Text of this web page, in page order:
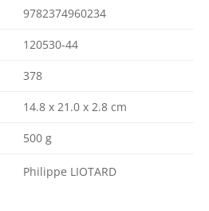
9782374960234
120530-44
378
14.8 x 21.0 x 2.8 cm
500 g
Philippe LIOTARD